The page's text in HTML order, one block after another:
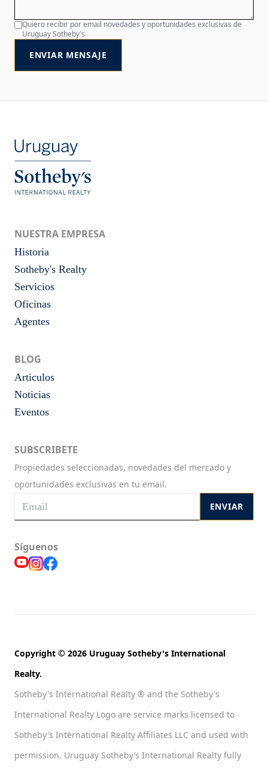
Quiero recibir por email novedades y oportunidades exclusivas de
Uruguay Sotheby's
ENVIAR MENSAJE
NUESTRA EMPRESA
Historia
Sotheby's Realty
Servicios
Oficinas
Agentes
BLOG
Articulos
Noticias
Eventos
SUBSCRIBETE
Propiedades seleccionadas, novedades del mercado y
oportunidades exclusivas en tu email.
ENVIAR
Síguenos
Copyright © 2026 Uruguay Sotheby's International
Realty.
Sotheby's International Realty ® and the Sotheby's
International Realty Logo are service marks licensed to
Sotheby's International Realty Affiliates LLC and used with
permission. Uruguay Sotheby’s International Realty fully